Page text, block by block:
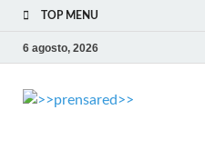
TOP MENU
6 agosto, 2026